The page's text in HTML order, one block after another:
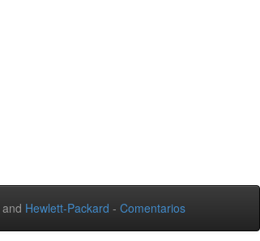
and Hewlett-Packard - Comentarios